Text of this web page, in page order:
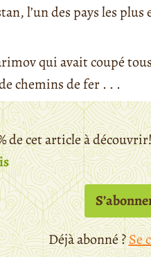
l’un des pays les
qui avait coupé
chemins de fer . . .
de cet article à
Déjà abonné ?Se